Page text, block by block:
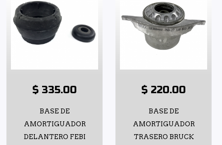
$ 335.00
BASE DE
AMORTIGUADOR
DELANTERO FEBI
$ 220.00
BASE DE
AMORTIGUADOR
TRASERO BRUCK